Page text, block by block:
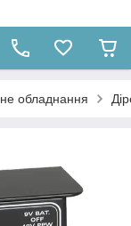
обладнання